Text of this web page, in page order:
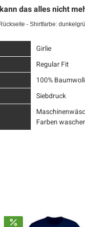
das alles nicht
- Shirtfarbe:
Girlie
Regular Fit
100%
Siebdruck
Farben